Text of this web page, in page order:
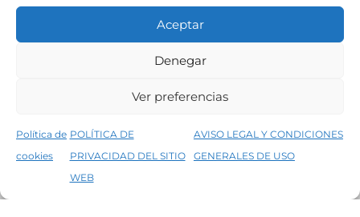
Aceptar
Denegar
Ver preferencias
Política de
cookies
POLÍTICA DE
PRIVACIDAD DEL SITIO
WEB
AVISO LEGAL Y CONDICIONES
GENERALES DE USO
5% de descuento en tu primera compra, utiliza el código PRIMERACOMPRA
Condiciones generales de venta
Política de privacidad del sitio web
©2026 Decopintur- todos los derechos